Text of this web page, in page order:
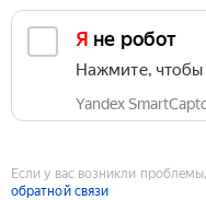
Я не робот
Нажмите,
Yandex
Если у вас возникли
обратной связи